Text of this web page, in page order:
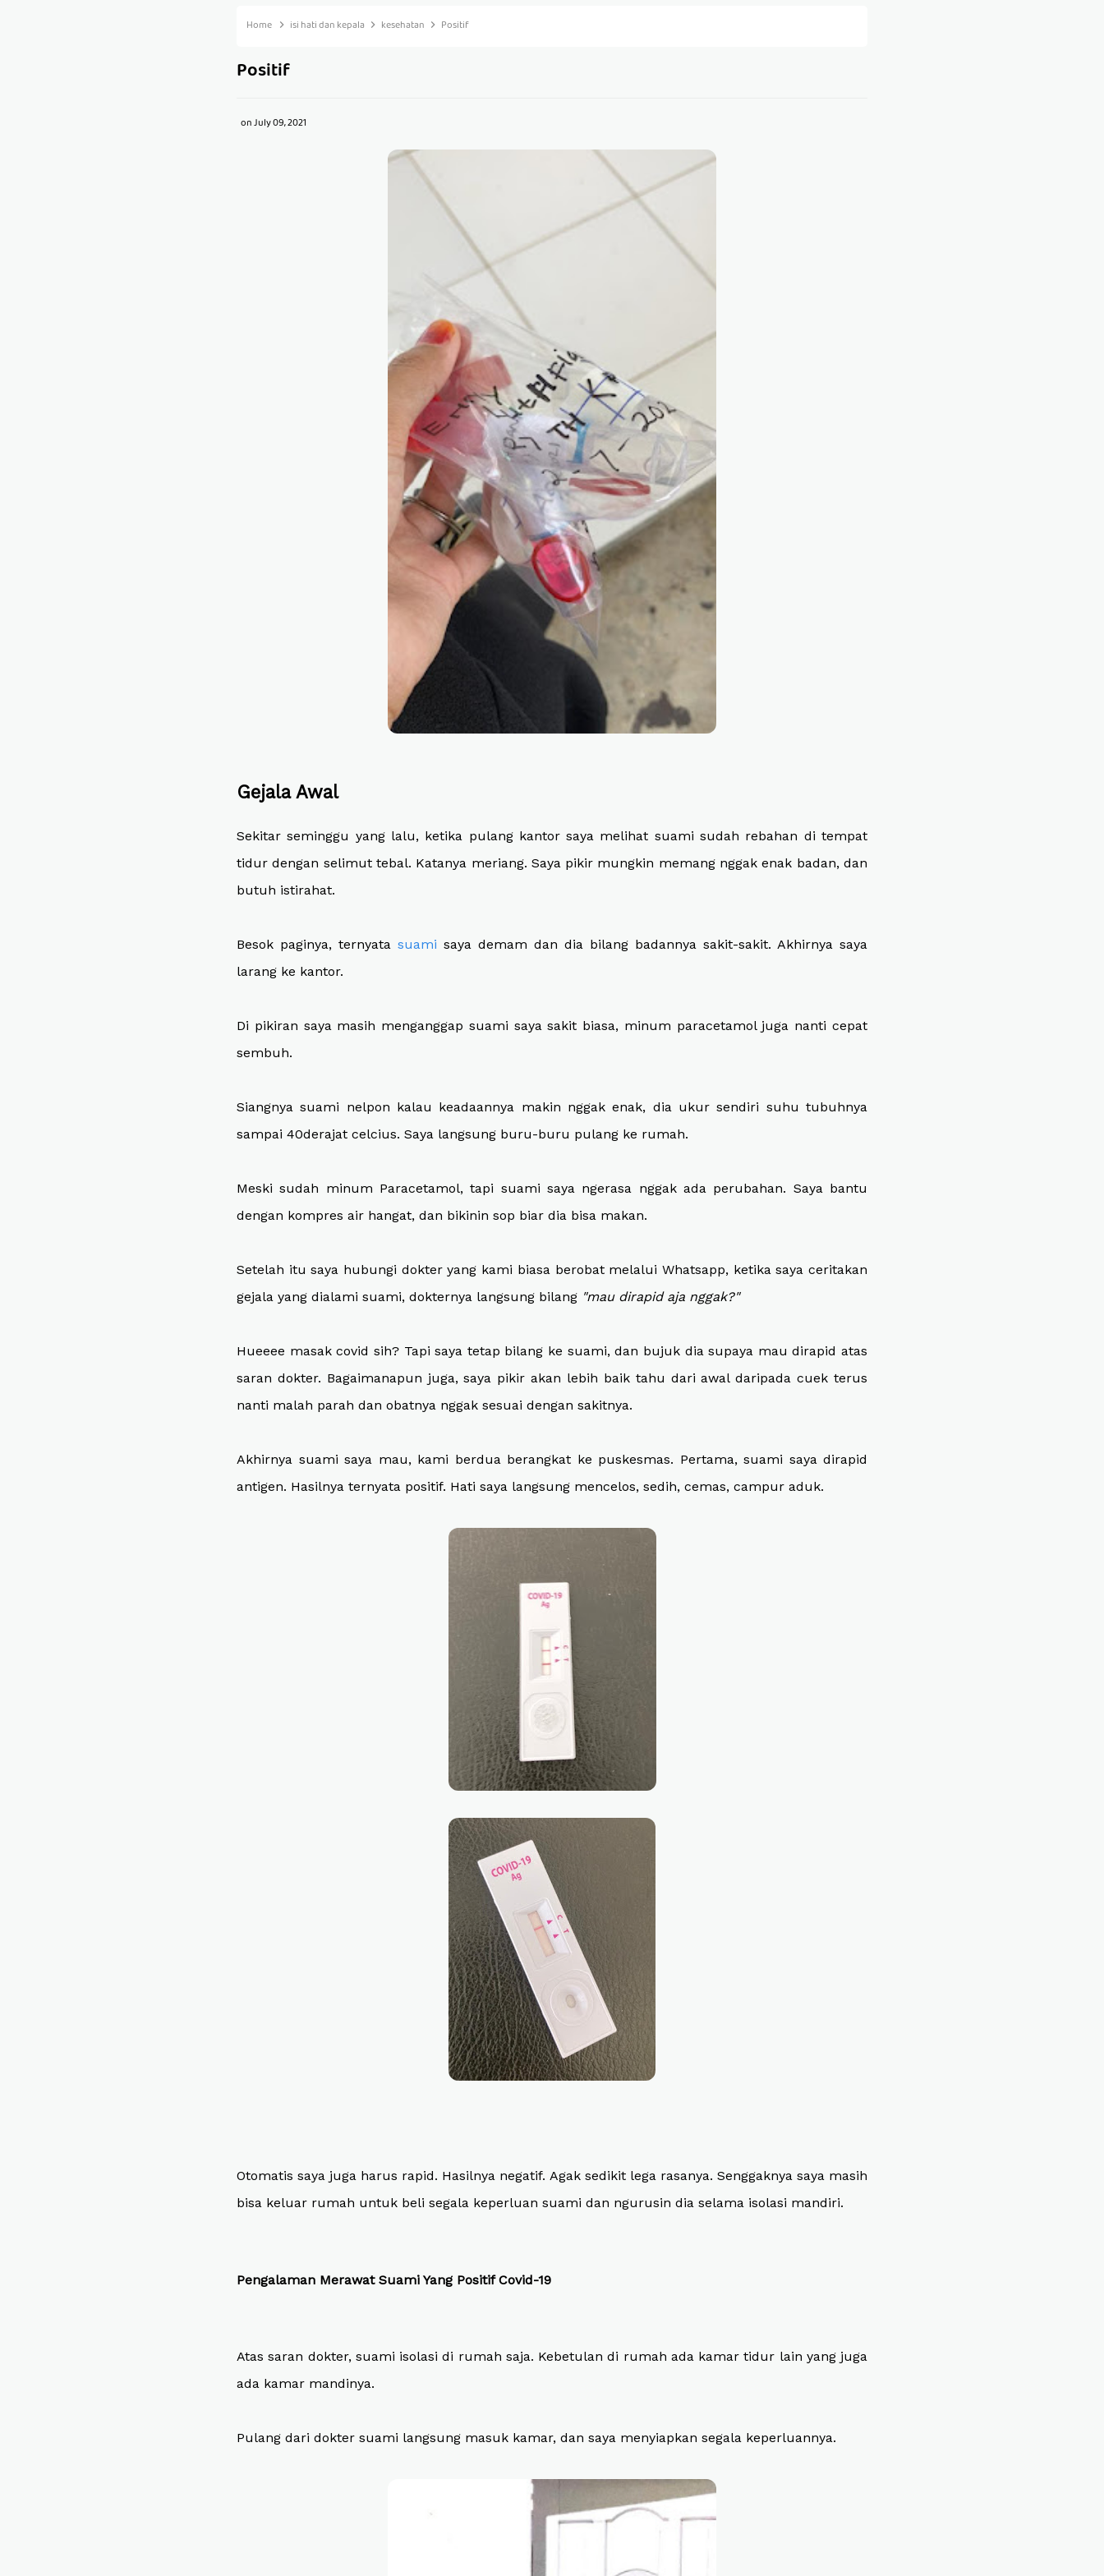
Home isi hati dan kepala kesehatan Positif
Positif
onJuly 09, 2021
Gejala Awal
Sekitar seminggu yang lalu, ketika pulang kantor saya melihat suami sudah rebahan di tempat
tidur dengan selimut tebal. Katanya meriang. Saya pikir mungkin memang nggak enak badan, dan
butuh istirahat.
Besok paginya, ternyata suami saya demam dan dia bilang badannya sakit-sakit. Akhirnya saya
larang ke kantor.
Di pikiran saya masih menganggap suami saya sakit biasa, minum paracetamol juga nanti cepat
sembuh.
Siangnya suami nelpon kalau keadaannya makin nggak enak, dia ukur sendiri suhu tubuhnya
sampai 40derajat celcius. Saya langsung buru-buru pulang ke rumah.
Meski sudah minum Paracetamol, tapi suami saya ngerasa nggak ada perubahan. Saya bantu
dengan kompres air hangat, dan bikinin sop biar dia bisa makan.
Setelah itu saya hubungi dokter yang kami biasa berobat melalui Whatsapp, ketika saya ceritakan
gejala yang dialami suami, dokternya langsung bilang "mau dirapid aja nggak?"
Hueeee masak covid sih? Tapi saya tetap bilang ke suami, dan bujuk dia supaya mau dirapid atas
saran dokter. Bagaimanapun juga, saya pikir akan lebih baik tahu dari awal daripada cuek terus
nanti malah parah dan obatnya nggak sesuai dengan sakitnya.
Akhirnya suami saya mau, kami berdua berangkat ke puskesmas. Pertama, suami saya dirapid
antigen. Hasilnya ternyata positif. Hati saya langsung mencelos, sedih, cemas, campur aduk.
Otomatis saya juga harus rapid. Hasilnya negatif. Agak sedikit lega rasanya. Senggaknya saya masih
bisa keluar rumah untuk beli segala keperluan suami dan ngurusin dia selama isolasi mandiri.
Pengalaman Merawat Suami Yang Positif Covid-19
Atas saran dokter, suami isolasi di rumah saja. Kebetulan di rumah ada kamar tidur lain yang juga
ada kamar mandinya.
Pulang dari dokter suami langsung masuk kamar, dan saya menyiapkan segala keperluannya.